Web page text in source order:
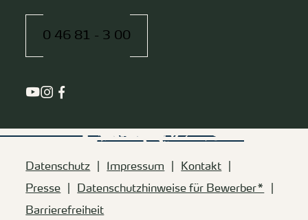
0 46 81 - 3 00
Datenschutz Impressum
Kontakt
Presse
Datenschutzhinweise für Bewerber*
Barrierefreiheit